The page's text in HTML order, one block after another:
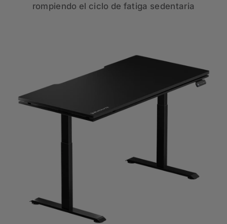
rompiendo el ciclo de fatiga sedentaria